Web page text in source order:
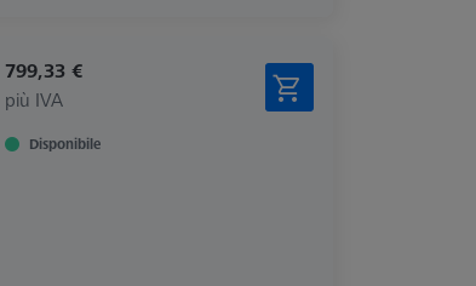
799,33 €
più IVA
Disponibile